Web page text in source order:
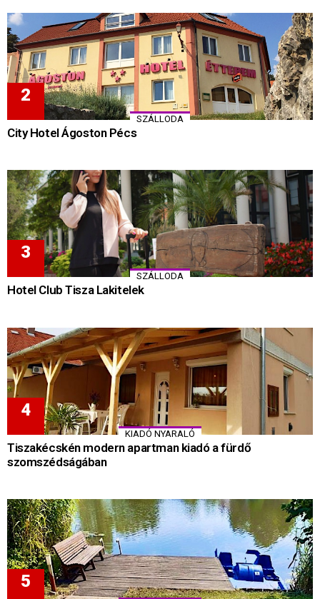
SZÁLLODA
City Hotel Ágoston Pécs
SZÁLLODA
Hotel Club Tisza Lakitelek
KIADÓ NYARALÓ
Tiszakécskén modern apartman kiadó a fürdő
szomszédságában